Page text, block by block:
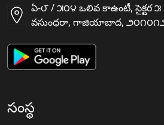
ఏ-౮ / ౫౦౪ ఒలివ కాఉంటీ, సైక్టర ౫
వసుంధరా, గాజియాబాద, ౨౦౧౦౧౨
సంస్థ